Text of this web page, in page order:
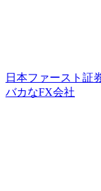
日本ファースト証
バカなFX会社